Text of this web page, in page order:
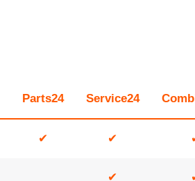
Parts24 Service24
✔ ✔
✔